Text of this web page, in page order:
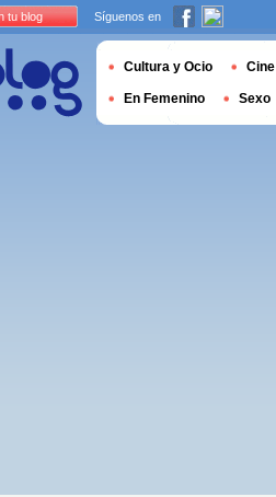
tu blog Síguenos en
Cultura y Ocio Cine
En Femenino Sexo